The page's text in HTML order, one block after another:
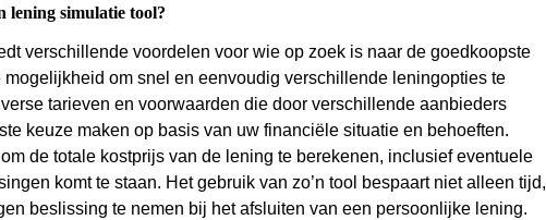
lening simulatie tool?
verschillende voordelen voor wie op zoek is naar de goedkoopste
om snel en eenvoudig verschillende leningopties te
tarieven en voorwaarden die door verschillende aanbieders
keuze maken op basis van uw financiële situatie en behoeften.
de totale kostprijs van de lening te berekenen, inclusief eventuele
komt te staan. Het gebruik van zo’n tool bespaart niet alleen tijd,
beslissing te nemen bij het afsluiten van een persoonlijke lening.